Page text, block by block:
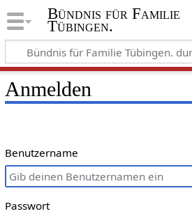
Bündnis für Familie
Tübingen.
Anmelden
Benutzername
Passwort